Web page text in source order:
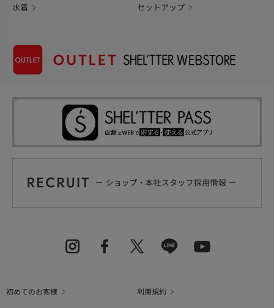
水着 セットアップ
初めてのお客様 利用規約